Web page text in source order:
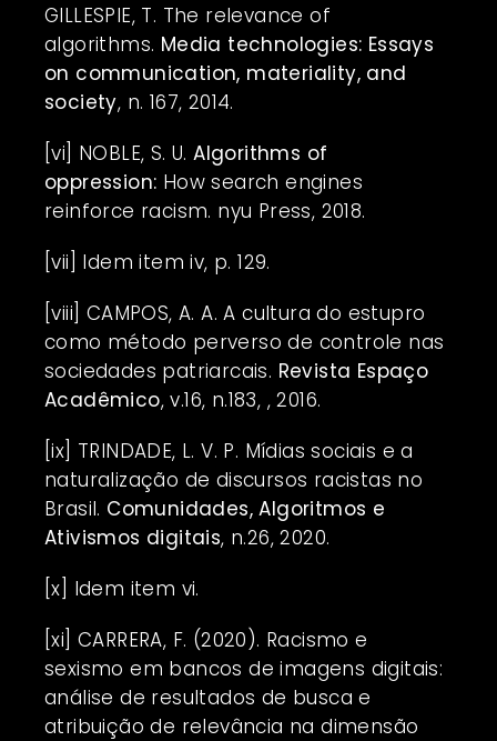
GILLESPIE, T. The relevance of
algorithms. Media technologies: Essays
on communication, materiality, and
society, n. 167, 2014.
[vi] NOBLE, S. U.Algorithms of
oppression: How search engines
reinforce racism. nyu Press, 2018.
[vii] Idem item iv, p. 129.
[viii] CAMPOS, A. A. A cultura do estupro
como método perverso de controle nas
sociedades patriarcais. Revista Espaço
Acadêmico, v.16, n.183, , 2016.
[ix] TRINDADE, L. V. P. Mídias sociais e a
naturalização de discursos racistas no
Brasil. Comunidades, Algoritmos e
Ativismos digitais, n.26, 2020.
[x] Idem item vi.
[xi] CARRERA, F. (2020). Racismo e
sexismo em bancos de imagens digitais:
análise de resultados de busca e
atribuição de relevância na dimensão